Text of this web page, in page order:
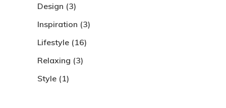
Design (3)
Inspiration (3)
Lifestyle (16)
Relaxing (3)
Style (1)